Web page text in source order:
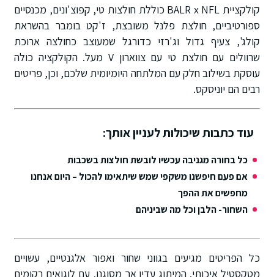
קולקציית BALR x NFL כוללת חולצות טי, קפוצ'ונים, מכנסיים
ספורטיביים, חולצת פלנל משובצת, ז'קט בומבר בהשראת
קולג', צעיף גדול וג'רזי כדורגל שמעוצב כחולצה ארוכת
שרוולים עם חולצת טי עם צווארון V מעל. הקולקציה כולה
עוסקת בשילוב חלק עם המלתחה היומיומית שלכם, וכן, פריטים
רבים הם יוניסקס.
עוד כתבות שיכולות לעניין אותך:
כל בחורה מגניבה עכשיו לובשת חולצות בשכבות
אם פעם חיפשנו משקפי שמש שיתאימו להכול – היום אנחנו
מחפשים את ההפך
השחור- הלבן וכל מה שביניהם
כל הפריטים מגיעים בגווני שחור ואפור אלגנטיים, עשויים
מטקסטיל איכותי. המיתוג עדין אך מסוגנן, עם לוגואים רקומים